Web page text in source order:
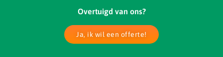
Overtuigd van ons?
Ja, ik wil een offerte!